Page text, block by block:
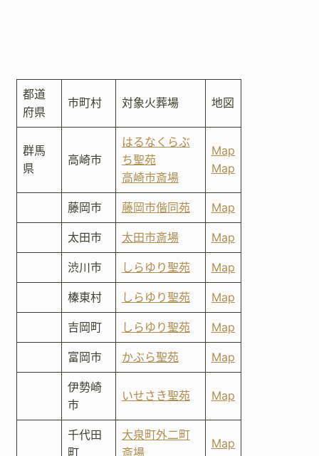
都道
府県
市町村 対象火葬場 地図
群馬
県
高崎市
はるなくらぶ
ち聖苑
高崎市斎場
Map
Map
藤岡市 藤岡市偕同苑 Map
太田市 太田市斎場 Map
渋川市 しらゆり聖苑 Map
榛東村 しらゆり聖苑 Map
吉岡町 しらゆり聖苑 Map
富岡市 かぶら聖苑 Map
伊勢崎
市
いせさき聖苑 Map
千代田
町
大泉町外二町
斎場
Map